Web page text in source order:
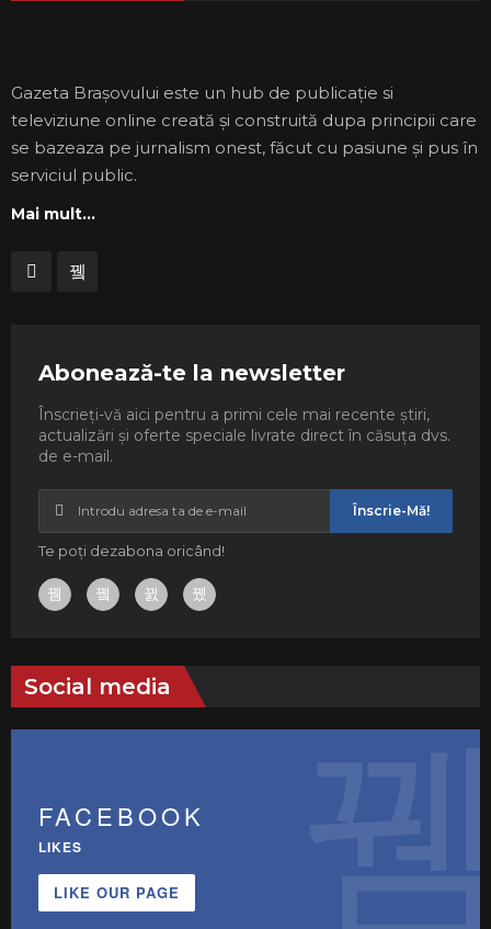
Gazeta Brașovului este un hub de publicație si
televiziune online creată și construită dupa principii care
se bazeaza pe jurnalism onest, făcut cu pasiune și pus în
serviciul public.
Mai mult...
Abonează-te la newsletter
Înscrieți-vă aici pentru a primi cele mai recente știri,
actualizări și oferte speciale livrate direct în căsuța dvs.
de e-mail.
Înscrie-Mă!
Te poți dezabona oricând!
Social media
FACEBOOK
LIKES
LIKE OUR PAGE